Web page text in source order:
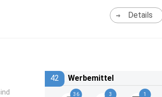
Details
42 Werbemittel
36 3 1